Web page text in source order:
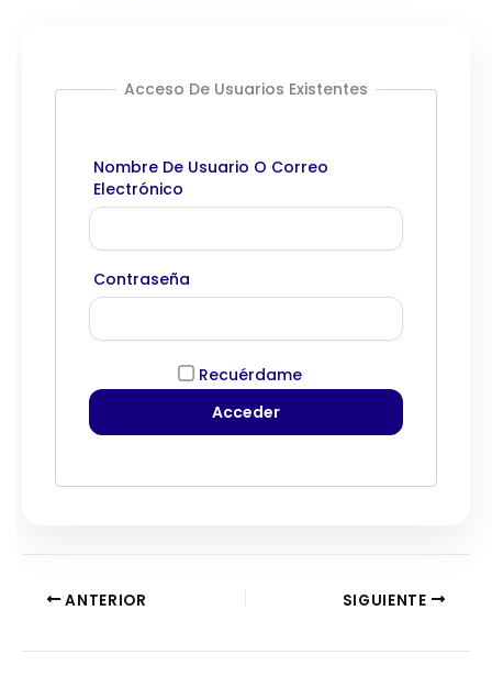
Acceso De Usuarios Existentes
Nombre De Usuario O Correo
Electrónico
Contraseña
Recuérdame
ANTERIOR SIGUIENTE